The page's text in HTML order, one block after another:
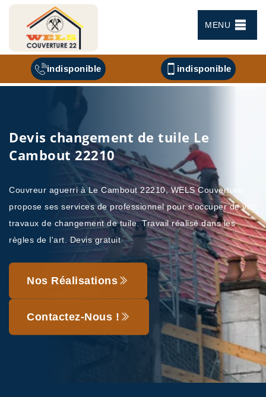
MENU
indisponible indisponible
Devis changement de tuile Le
Cambout 22210
Couvreur aguerri à Le Cambout 22210, WELS Couverture
propose ses services de professionnel pour s'occuper de vos
travaux de changement de tuile. Travail réalisé dans les
règles de l'art. Devis gratuit
Nos Réalisations
Contactez-Nous !